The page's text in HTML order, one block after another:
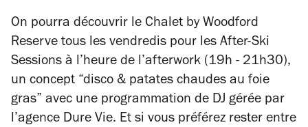
On pourra découvrir le Chalet by Woodford
Reserve tous les vendredis pour les After-Ski
Sessions à l’heure de l’afterwork (19h - 21h30),
un concept “disco & patates chaudes au foie
gras” avec une programmation de DJ gérée par
l’agence Dure Vie. Et si vous préférez rester entre